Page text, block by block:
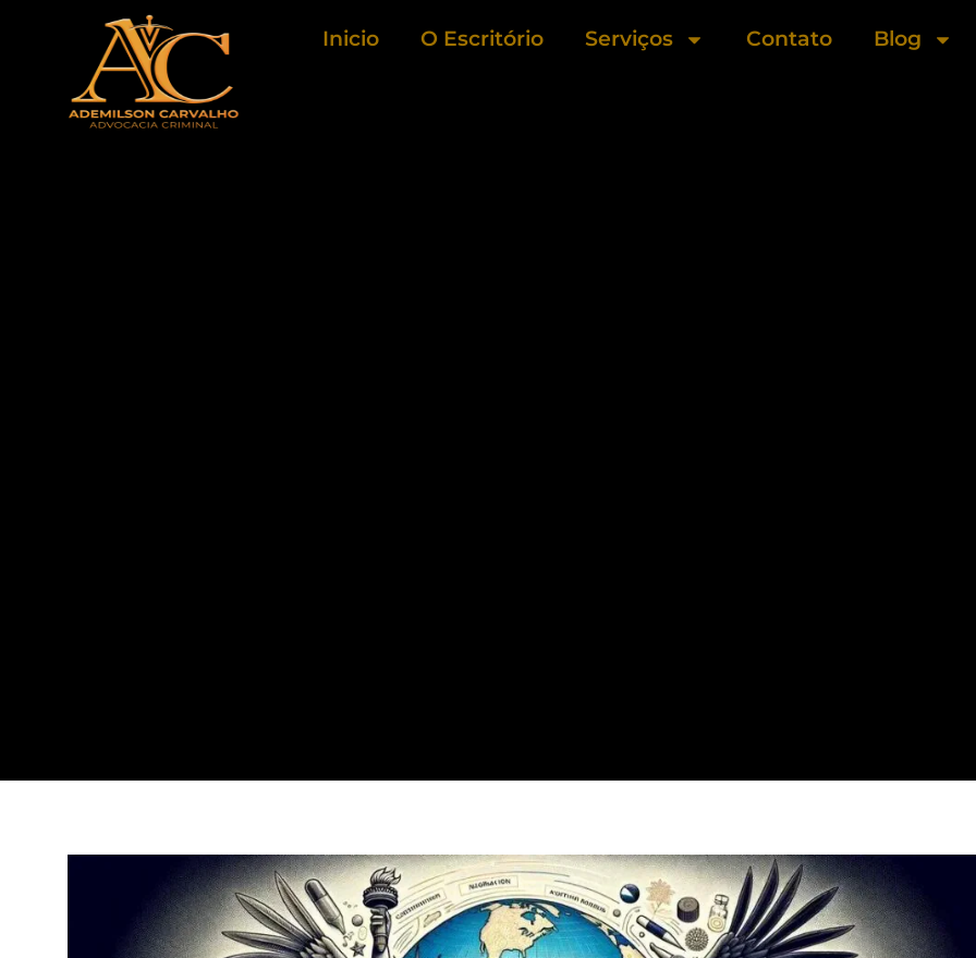
conteúdo
Inicio O Escritório Serviços Contato Blog